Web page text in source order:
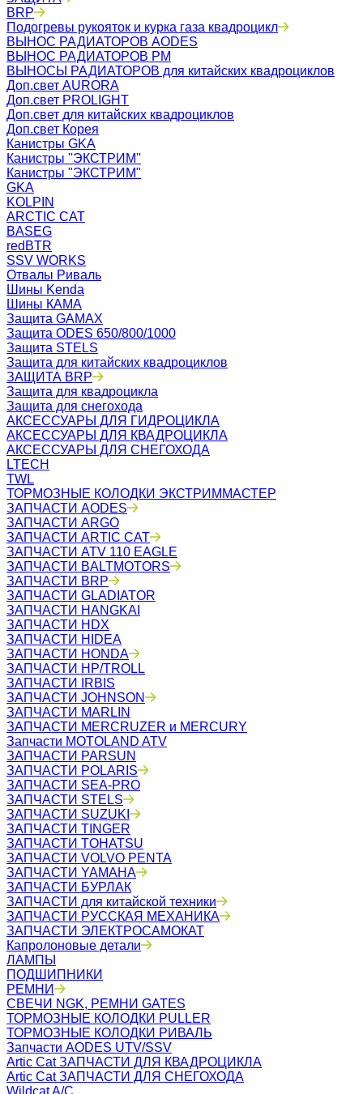
BRP
Подогревы рукояток и курка газа квадроцикл
ВЫНОС РАДИАТОРОВ AODES
ВЫНОС РАДИАТОРОВ РМ
ВЫНОСЫ РАДИАТОРОВ для китайских квадроциклов
Доп.свет AURORA
Доп.свет PROLIGHT
Доп.свет для китайских квадроциклов
Доп.свет Корея
Канистры GKA
Канистры ''ЭКСТРИМ''
Канистры "ЭКСТРИМ"
GKA
KOLPIN
ARCTIC CAT
BASEG
redBTR
SSV WORKS
Отвалы Риваль
Шины Kenda
Шины КАМА
Защита GAMAX
Защита ODES 650/800/1000
Защита STELS
Защита для китайских квадроциклов
ЗАЩИТА BRP
Защита для квадроцикла
Защита для снегохода
АКСЕССУАРЫ ДЛЯ ГИДРОЦИКЛА
АКСЕССУАРЫ ДЛЯ КВАДРОЦИКЛА
АКСЕССУАРЫ ДЛЯ СНЕГОХОДА
LTECH
TWL
ТОРМОЗНЫЕ КОЛОДКИ ЭКСТРИММАСТЕР
ЗАПЧАСТИ AODES
ЗАПЧАСТИ ARGO
ЗАПЧАСТИ ARTIC CAT
ЗАПЧАСТИ ATV 110 EAGLE
ЗАПЧАСТИ BALTMOTORS
ЗАПЧАСТИ BRP
ЗАПЧАСТИ GLADIATOR
ЗАПЧАСТИ HANGKAI
ЗАПЧАСТИ HDX
ЗАПЧАСТИ HIDEA
ЗАПЧАСТИ HONDA
ЗАПЧАСТИ HP/TROLL
ЗАПЧАСТИ IRBIS
ЗАПЧАСТИ JOHNSON
ЗАПЧАСТИ MARLIN
ЗАПЧАСТИ MERCRUZER и MERCURY
Запчасти MOTOLAND ATV
ЗАПЧАСТИ PARSUN
ЗАПЧАСТИ POLARIS
ЗАПЧАСТИ SEA-PRO
ЗАПЧАСТИ STELS
ЗАПЧАСТИ SUZUKI
ЗАПЧАСТИ TINGER
ЗАПЧАСТИ TOHATSU
ЗАПЧАСТИ VOLVO PENTA
ЗАПЧАСТИ YAMAHA
ЗАПЧАСТИ БУРЛАК
ЗАПЧАСТИ для китайской техники
ЗАПЧАСТИ РУССКАЯ МЕХАНИКА
ЗАПЧАСТИ ЭЛЕКТРОСАМОКАТ
Капролоновые детали
ЛАМПЫ
ПОДШИПНИКИ
РЕМНИ
СВЕЧИ NGK, РЕМНИ GATES
ТОРМОЗНЫЕ КОЛОДКИ PULLER
ТОРМОЗНЫЕ КОЛОДКИ РИВАЛЬ
Запчасти AODES UTV/SSV
Artic Cat ЗАПЧАСТИ ДЛЯ КВАДРОЦИКЛА
Artic Cat ЗАПЧАСТИ ДЛЯ СНЕГОХОДА
Wildcat A/C